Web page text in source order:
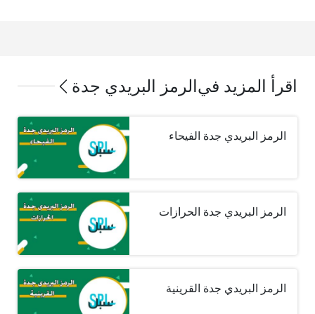
اقرأ المزيد في الرمز البريدي جدة
الرمز البريدي جدة الفيحاء
الرمز البريدي جدة الحرازات
الرمز البريدي جدة القرينية